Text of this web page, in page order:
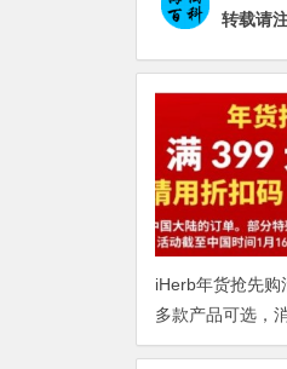
转载请
iHerb年货抢先购
多款产品可选，
即享75折